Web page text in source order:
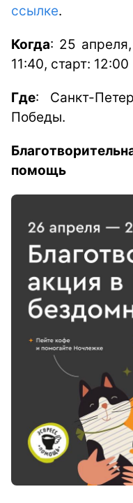
ссылке.
Когда: 25
11:40, старт: 12:00
Где: Санкт-
Победы.
помощь